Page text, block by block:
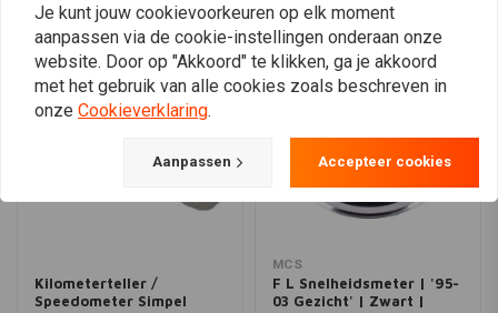
Kilometerteller /
Speedometer Simpel
MCS
F L Snelheidsmeter | '95-
03 Gezicht' | Zwart |
Je kunt jouw cookievoorkeuren op elk moment
aanpassen via de cookie-instellingen onderaan onze
website. Door op "Akkoord" te klikken, ga je akkoord
met het gebruik van alle cookies zoals beschreven in
onze Cookieverklaring.
Aanpassen Accepteer cookies